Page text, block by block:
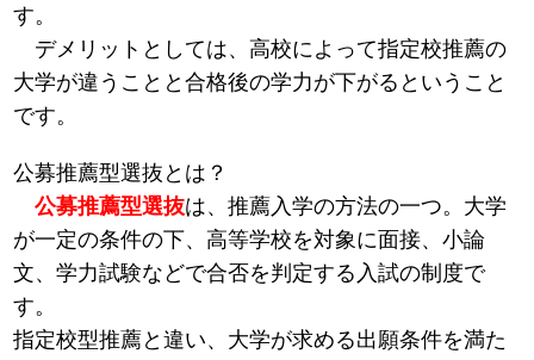
す。
デメリットとしては、高校によって指定校推薦の
大学が違うことと合格後の学力が下がるということ
です。
公募推薦型選抜とは？
公募推薦型選抜は、推薦入学の方法の一つ。大学
が一定の条件の下、高等学校を対象に面接、小論
文、学力試験などで合否を判定する入試の制度で
す。
指定校型推薦と違い、大学が求める出願条件を満た